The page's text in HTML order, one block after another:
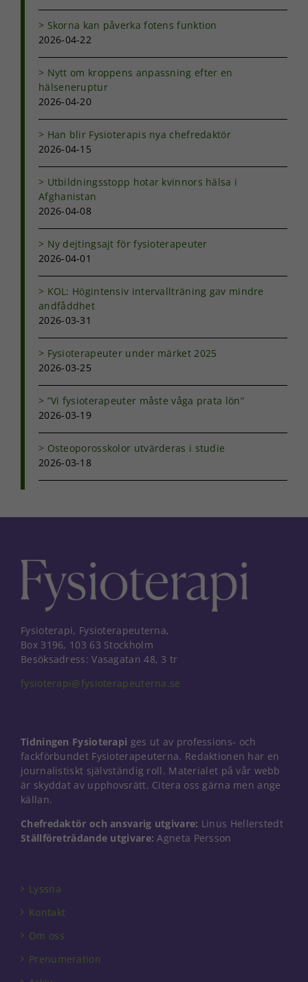
Skorna kan påverka fotens funktion
2026-04-22
Nytt om kroppens anpassning efter en
hälseneruptur
2026-04-20
Han blir Fysioterapis nya chefredaktör
2026-04-15
Utbildningsstopp hotar kvinnors hälsa i
Afghanistan
2026-04-08
Ny dejtingsajt för fysioterapeuter
2026-04-01
KOL: Högintensiv intervallträning gav mindre
andfåddhet
2026-03-31
Fysioterapeuter under märket 2025
2026-03-25
”Vi fysioterapeuter måste våga prata lön”
2026-03-19
Osteoporosskolor utvärderas i studie
2026-03-18
Fysioterapi, Fysioterapeuterna,
Box 3196, 103 63 Stockholm
Besöksadress: Vasagatan 48, 3 tr
fysioterapi@fysioterapeuterna.se
Tidningen Fysioterapi ges ut av professions- och
fackförbundet Fysioterapeuterna. Redaktionen har en
journalistiskt självständig roll. Materialet på vår webb
är skyddat av upphovsrätt. Citera oss gärna men ange
källan.
Chefredaktör och ansvarig utgivare: Linus Hellerstedt
Ställföreträdande utgivare: Agneta Persson
Lyssna
Kontakt
Om oss
Prenumeration
att hemsidan
över huvud
fungera.
För att vi ska
kunna
funktionalitet
och
används.
Upplevelse
prestera så
bra som
Om du nekar
de här
att försvinna
hemsidan.
intressen och ditt
beteende när du
surfar ökar du
chansen att få se